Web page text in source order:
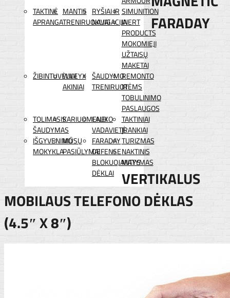
TAKTINĖ
APRANGA
MANTIS
TRENIRUOKLIAI
RYŠIAI IR
NAVIGACIJA
SIMUNITION
INERT
PRODUCTS
MOKOMIEJI
UŽTAISŲ
MAKETAI
ŽIBINTUVĖLIAI
WILEYX
AKINIAI
ŠAUDYMO
TRENIRUOTĖMS
REMONTO
IR
TOBULINIMO
PASLAUGOS
TOLIMASIS
ŠAUDYMAS
KARIUOMENEI
LAUKO
VADAVIETĖ
TAKTINIAI
ĮRANKIAI
IŠGYVENIMO
MOKYKLA
MŪSŲ
PASIŪLYMAI
FARADAY
DEFENSE
BLOKUOJANTYS
DĖKLAI
TURIZMAS
NAKTINIS
MATYMAS
FARADAY
VERTIKALUS
MOBILAUS TELEFONO DĖKLAS
(4.5″ X 8″)